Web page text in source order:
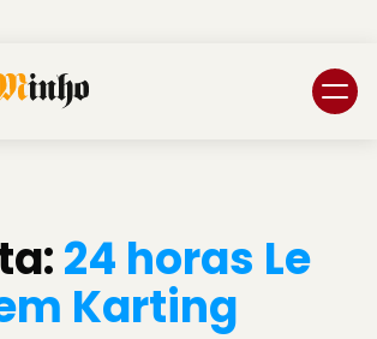
24 horas Le
Karting